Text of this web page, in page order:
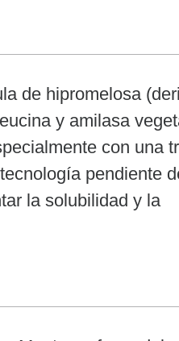
de hipromelosa
y amilasa
con una
pendiente
la solubilidad y la